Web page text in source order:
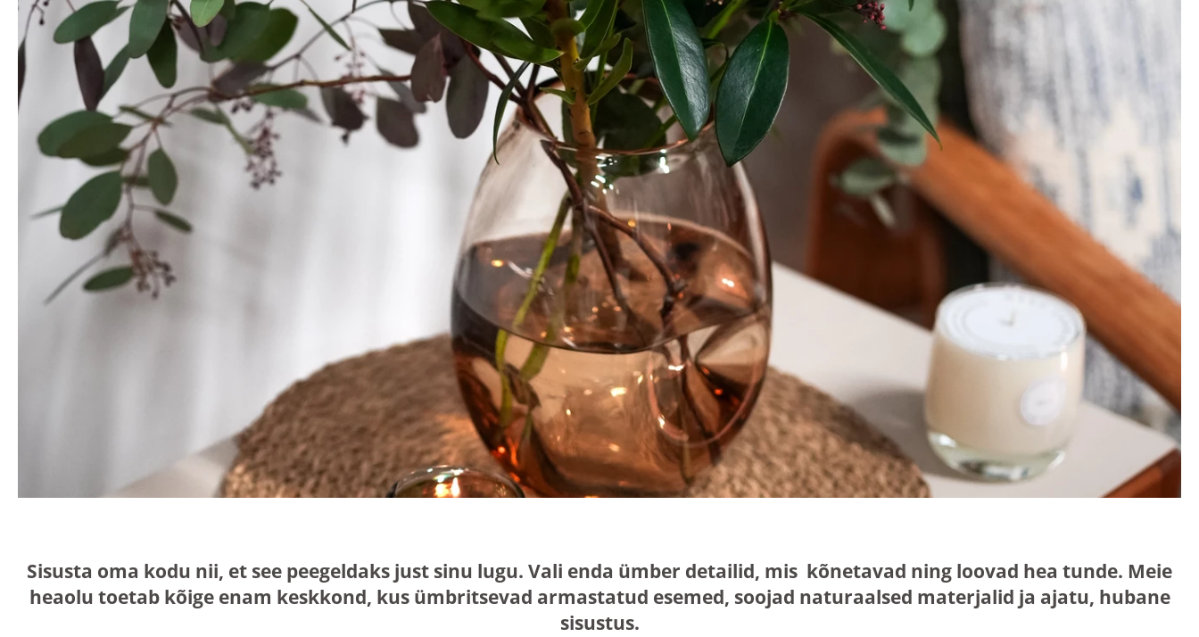
Sisusta oma kodu nii, et see peegeldaks just sinu lugu. Vali enda ümber detailid, mis kõnetavad ning loovad hea tunde. Meie
heaolu toetab kõige enam keskkond, kus ümbritsevad armastatud esemed, soojad naturaalsed materjalid ja ajatu, hubane
sisustus.